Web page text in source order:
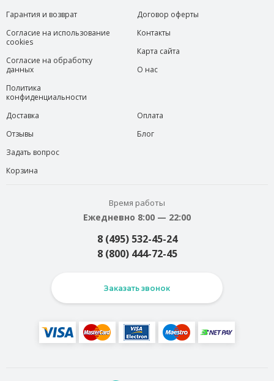
Гарантия и возврат
Согласие на использование
cookies
Согласие на обработку
данных
Политика
конфиденциальности
Договор оферты
Контакты
Карта сайта
О нас
Доставка
Отзывы
Задать вопрос
Корзина
Оплата
Блог
Время работы
Ежедневно 8:00 — 22:00
8 (495) 532-45-24
8 (800) 444-72-45
Заказать звонок